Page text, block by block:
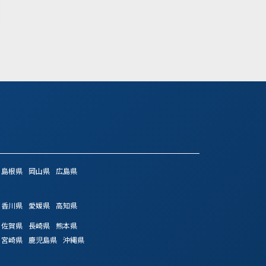
島根県 岡山県
広島県
香川県 愛媛県
高知県
佐賀県 長崎県
熊本県
宮崎県 鹿児島県
沖縄県